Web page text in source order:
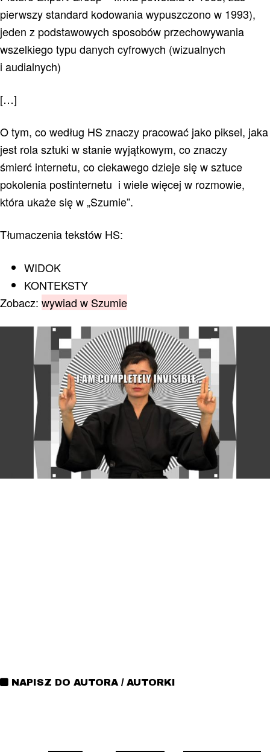
pierwszy standard kodowania wypuszczono w 1993),
jeden z podstawowych sposobów przechowywania
wszelkiego typu danych cyfrowych (wizualnych
i audialnych)
[…]
O tym, co według HS znaczy pracować jako piksel, jaka
jest rola sztuki w stanie wyjątkowym, co znaczy
śmierć internetu, co ciekawego dzieje się w sztuce
pokolenia postinternetu i wiele więcej w rozmowie,
która ukaże się w „Szumie”.
Tłumaczenia tekstów HS:
WIDOK
KONTEKSTY
Zobacz: wywiad w Szumie
NAPISZ DO AUTORA / AUTORKI